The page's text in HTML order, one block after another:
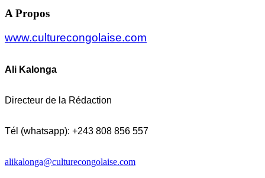
A Propos
www.culturecongolaise.com
Ali Kalonga
Directeur de la Rédaction
Tél (whatsapp): +243 808 856 557
alikalonga@culturecongolaise.com